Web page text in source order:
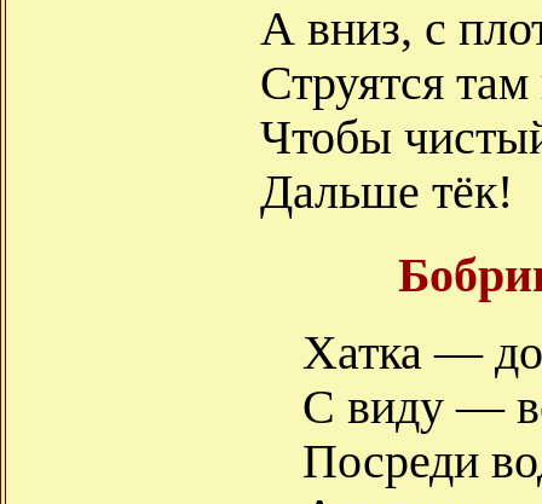
А вниз, с
Струятся там
Чтобы
Дальше тёк!
Хатка —
С виду —
Посреди